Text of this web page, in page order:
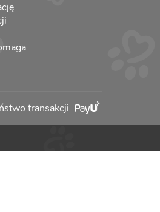
transakcji